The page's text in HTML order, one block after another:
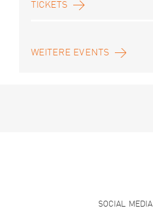
TICKETS
WEITERE EVENTS
SOCIAL MEDIA